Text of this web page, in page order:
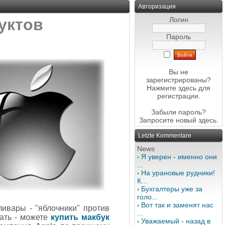
- "яблочники" против
- можете купить макбук
Авторизация
Логин
Пароль
Вы не
зарегистрированы?
Нажмите здесь для
регистрации.
Забыли пароль?
Запросите новый здесь.
Letzte Kommentare
News
Я уверен - именно они
На урановые рудники!
К...
Бухгалтеры уже за
голо...
Вот так и заменят нас
Уважаемый - назад в